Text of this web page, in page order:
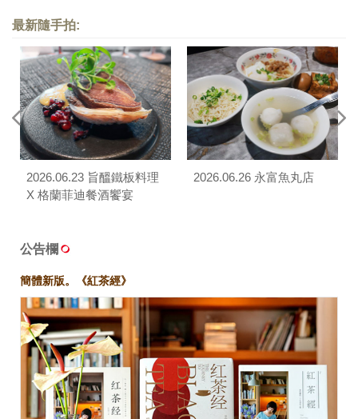
最新隨手拍:
2026.06.23 旨醞鐵板料理
X 格蘭菲迪餐酒饗宴
2026.06.26 永富魚丸店
公告欄
簡體新版。《紅茶經》